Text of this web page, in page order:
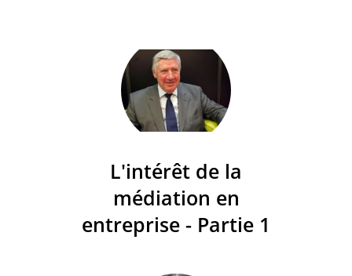
L'intérêt de la
médiation en
entreprise - Partie 1